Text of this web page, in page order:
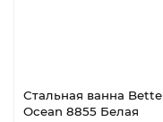
Стальная ванна Bette
Ocean 8855 Белая